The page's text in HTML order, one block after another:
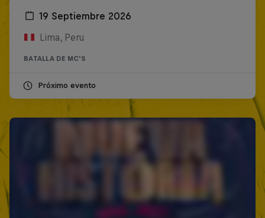
19 Septiembre 2026
Lima, Peru
BATALLA DE MC'S
Próximo evento